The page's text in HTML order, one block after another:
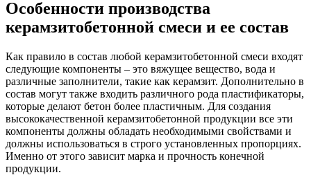
Особенности производства
керамзитобетонной смеси и ее состав
Как правило в состав любой керамзитобетонной смеси входят
следующие компоненты – это вяжущее вещество, вода и
различные заполнители, такие как керамзит. Дополнительно в
состав могут также входить различного рода пластификаторы,
которые делают бетон более пластичным. Для создания
высококачественной керамзитобетонной продукции все эти
компоненты должны обладать необходимыми свойствами и
должны использоваться в строго установленных пропорциях.
Именно от этого зависит марка и прочность конечной
продукции.